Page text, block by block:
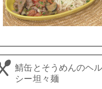
鯖缶とそうめんのヘル
シー坦々麺